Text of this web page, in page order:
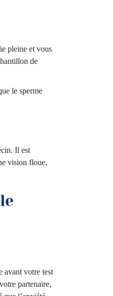
pleine et vous
de
le sperme
Il est
vision floue,
avant votre test
partenaire,